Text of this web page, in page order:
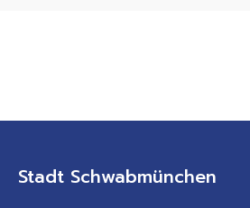
Stadt Schwabmünchen